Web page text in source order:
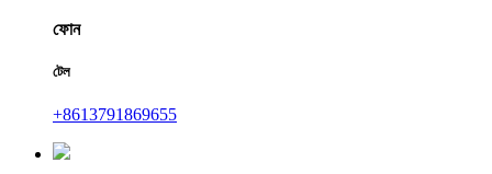
ফোন
টেল
+8613791869655